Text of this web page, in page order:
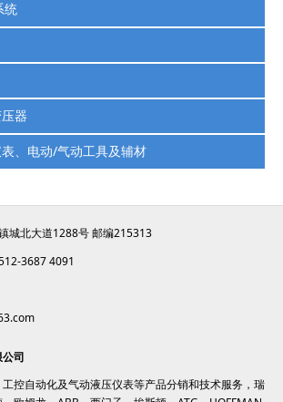
统
位压力传感器
系统
/电涌保护器
器
套周边品
器
/开关电源
、电动/气动工具及辅材
件
表
城北大道1288号 邮编215313
3687 4091
司
控自动化及气动液压仪表等产品分销和技术服务，瑞